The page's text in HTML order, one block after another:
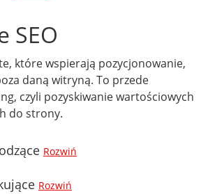
SEO
które wspierają pozycjonowanie,
daną witryną. To przede
czyli pozyskiwanie wartościowych
do strony.
Rozwiń
Rozwiń